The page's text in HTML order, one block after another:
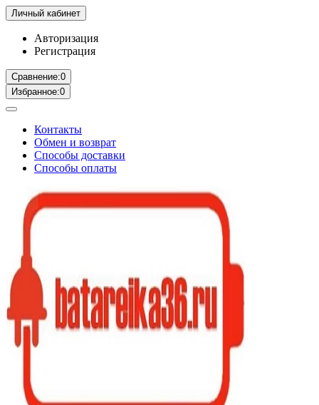
Личный кабинет
Авторизация
Регистрация
Сравнение:0
Избранное:0
Контакты
Обмен и возврат
Способы доставки
Способы оплаты